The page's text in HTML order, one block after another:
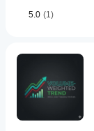
thickness
clouds
volatility,
with
thicker
showing
5.0 (1)